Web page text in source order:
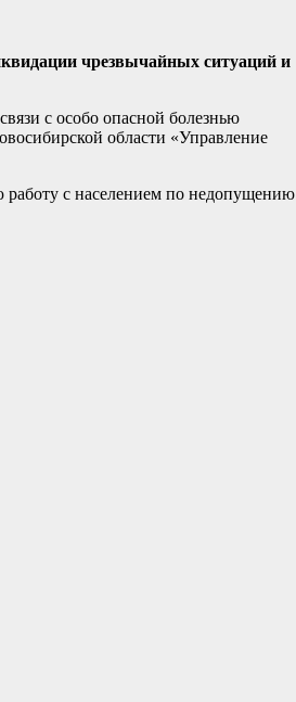
чрезвычайных ситуаций и
с особо опасной болезнью
области «Управление
работу с населением по недопущению